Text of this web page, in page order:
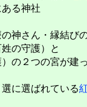
る神社
神さん・縁結び
の守護）と
の２つの宮が建
に選ばれている